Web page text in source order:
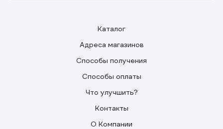
Каталог
Адреса магазинов
Способы получения
Способы оплаты
Что улучшить?
Контакты
О Компании